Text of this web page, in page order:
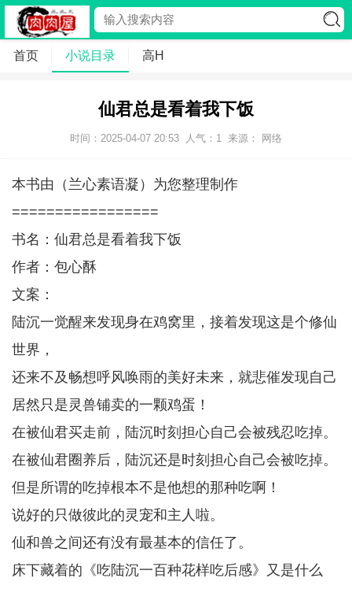
首页 小说目录 高H
仙君总是看着我下饭
时间：2025-04-07 20:53 人气： 1 来源： 网络
本书由（兰心素语凝）为您整理制作
=================
书名：仙君总是看着我下饭
作者：包心酥
文案：
陆沉一觉醒来发现身在鸡窝里，接着发现这是个修仙
世界，
还来不及畅想呼风唤雨的美好未来，就悲催发现自己
居然只是灵兽铺卖的一颗鸡蛋！
在被仙君买走前，陆沉时刻担心自己会被残忍吃掉。
在被仙君圈养后，陆沉还是时刻担心自己会被吃掉。
但是所谓的吃掉根本不是他想的那种吃啊！
说好的只做彼此的灵宠和主人啦。
仙和兽之间还有没有最基本的信任了。
床下藏着的《吃陆沉一百种花样吃后感》又是什么